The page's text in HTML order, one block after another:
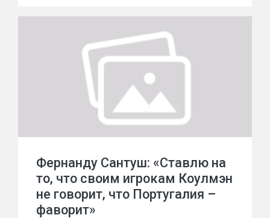
Фернанду Сантуш: «Ставлю на
то, что своим игрокам Коулмэн
не говорит, что Португалия –
фаворит»